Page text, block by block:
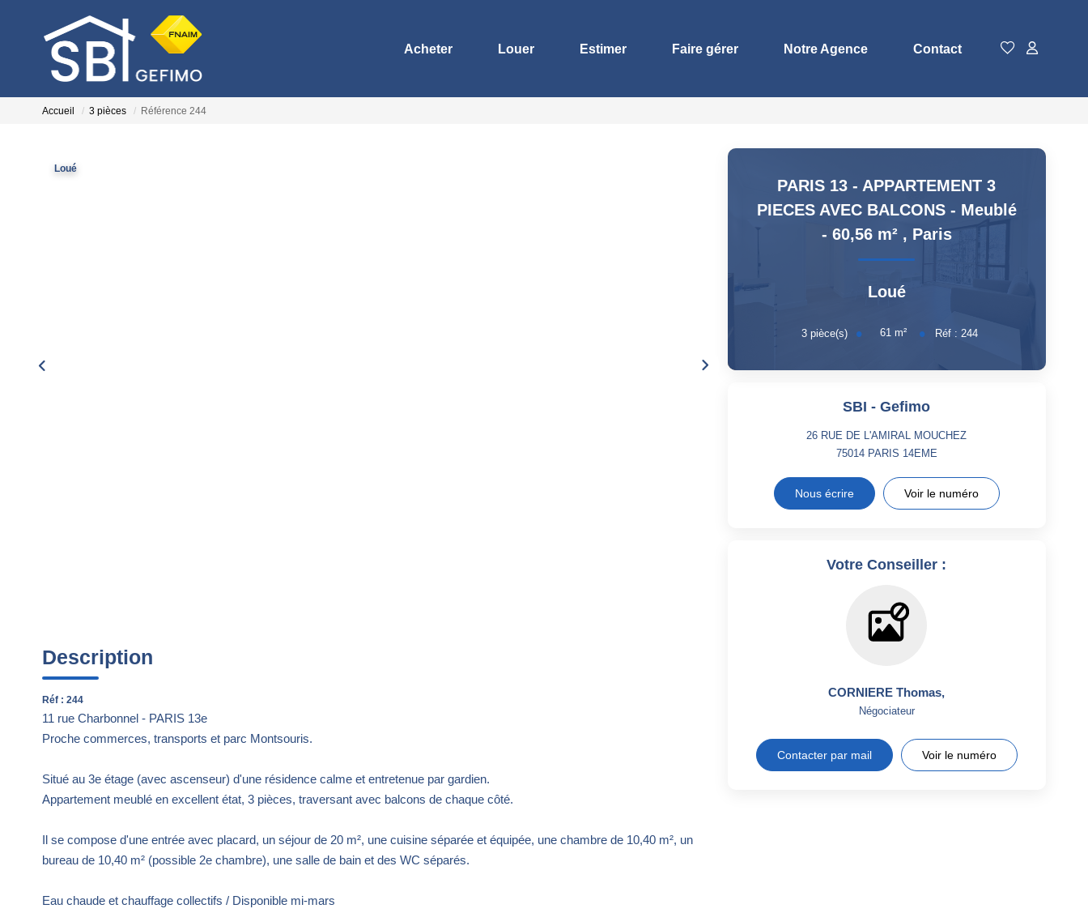
Acheter Louer Estimer Faire gérer Notre Agence Contact
Accueil 3 pièces Référence 244
Loué
Description
Réf : 244
11 rue Charbonnel - PARIS 13e
Proche commerces, transports et parc Montsouris.
Situé au 3e étage (avec ascenseur) d'une résidence calme et entretenue par gardien.
Appartement meublé en excellent état, 3 pièces, traversant avec balcons de chaque côté.
Il se compose d'une entrée avec placard, un séjour de 20 m², une cuisine séparée et équipée, une chambre de 10,40 m², un
bureau de 10,40 m² (possible 2e chambre), une salle de bain et des WC séparés.
Eau chaude et chauffage collectifs / Disponible mi-mars
PARIS 13 - APPARTEMENT 3
PIECES AVEC BALCONS - Meublé
- 60,56 m² , Paris
Loué
3pièce(s) 61 m² Réf : 244
SBI - Gefimo
26 RUE DE L'AMIRAL MOUCHEZ
75014 PARIS 14EME
Nous écrire Voir le numéro
Votre Conseiller :
CORNIERE Thomas,
Négociateur
Contacter par mail Voir le numéro